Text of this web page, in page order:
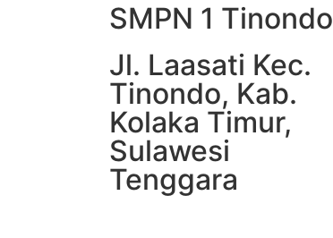
SMPN 1 Tinondo
Jl. Laasati Kec.
Tinondo, Kab.
Kolaka Timur,
Sulawesi
Tenggara